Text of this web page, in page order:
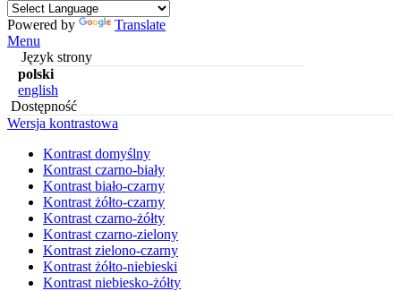
Powered by
Translate
Menu
Język strony
polski
english
Dostępność
Wersja kontrastowa
Kontrast domyślny
Kontrast czarno-biały
Kontrast biało-czarny
Kontrast żółto-czarny
Kontrast czarno-żółty
Kontrast czarno-zielony
Kontrast zielono-czarny
Kontrast żółto-niebieski
Kontrast niebiesko-żółty